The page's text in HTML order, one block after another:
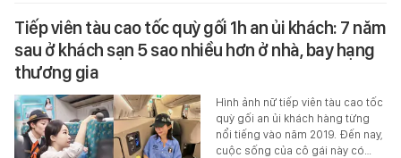
Tiếp viên tàu cao tốc quỳ gối 1h an ủi khách: 7 năm
sau ở khách sạn 5 sao nhiều hơn ở nhà, bay hạng
thương gia
Hình ảnh nữ tiếp viên tàu cao tốc
quỳ gối an ủi khách hàng từng
nổi tiếng vào năm 2019. Đến nay,
cuộc sống của cô gái này có…